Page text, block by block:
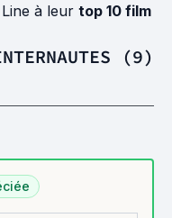
à leur top 10 film
(9)